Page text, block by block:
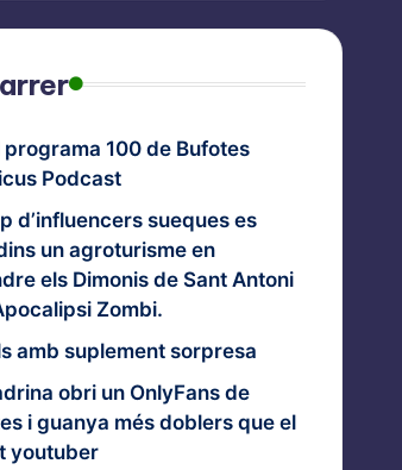
programa 100 de Bufotes
Podcast
d’influencers sueques es
un agroturisme en
els Dimonis de Sant Antoni
Zombi.
amb suplement sorpresa
obri un OnlyFans de
i guanya més doblers que el
youtuber